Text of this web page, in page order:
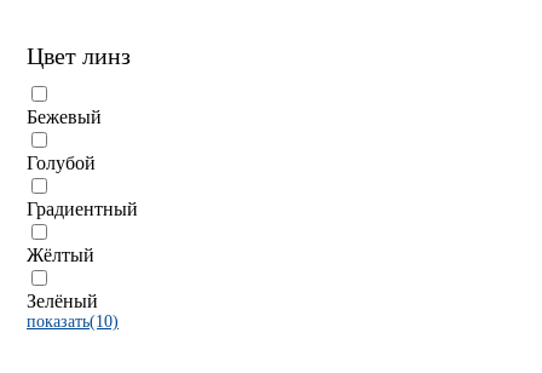
Цвет линз
Бежевый
Голубой
Градиентный
Жёлтый
Зелёный
показать(10)